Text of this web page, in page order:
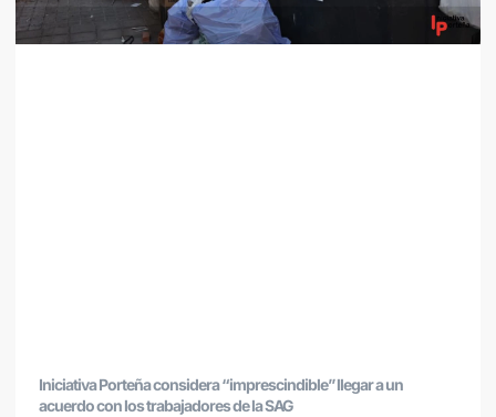
Iniciativa Porteña considera “imprescindible” llegar a un
acuerdo con los trabajadores de la SAG